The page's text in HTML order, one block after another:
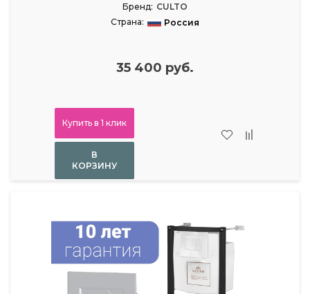
Бренд: CULTO
Страна:
Россия
35 400 руб.
Купить в 1 клик
В
КОРЗИНУ